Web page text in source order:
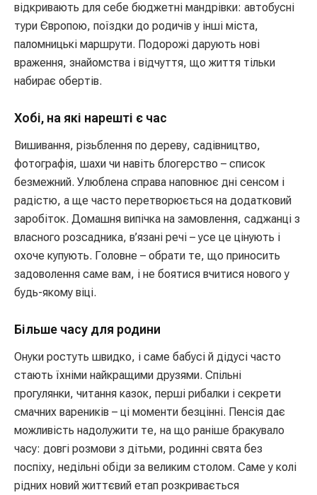
відкривають для себе бюджетні мандрівки: автобусні
тури Європою, поїздки до родичів у інші міста,
паломницькі маршрути. Подорожі дарують нові
враження, знайомства і відчуття, що життя тільки
набирає обертів.
Хобі, на які нарешті є час
Вишивання, різьблення по дереву, садівництво,
фотографія, шахи чи навіть блогерство – список
безмежний. Улюблена справа наповнює дні сенсом і
радістю, а ще часто перетворюється на додатковий
заробіток. Домашня випічка на замовлення, саджанці з
власного розсадника, в’язані речі – усе це цінують і
охоче купують. Головне – обрати те, що приносить
задоволення саме вам, і не боятися вчитися нового у
будь-якому віці.
Більше часу для родини
Онуки ростуть швидко, і саме бабусі й дідусі часто
стають їхніми найкращими друзями. Спільні
прогулянки, читання казок, перші рибалки і секрети
смачних вареників – ці моменти безцінні. Пенсія дає
можливість надолужити те, на що раніше бракувало
часу: довгі розмови з дітьми, родинні свята без
поспіху, недільні обіди за великим столом. Саме у колі
рідних новий життєвий етап розкривається